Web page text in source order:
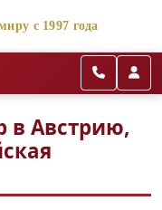
с 1997 года
в Австрию,